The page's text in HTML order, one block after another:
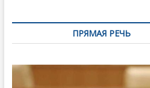
ПРЯМАЯ РЕЧЬ